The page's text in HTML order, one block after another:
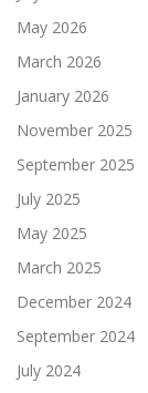
May 2026
March 2026
January 2026
November 2025
September 2025
July 2025
May 2025
March 2025
December 2024
September 2024
July 2024